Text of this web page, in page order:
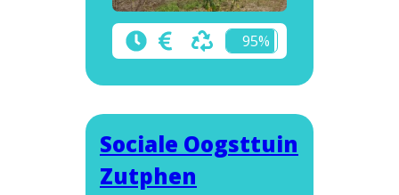
95%
Sociale Oogsttuin
Zutphen